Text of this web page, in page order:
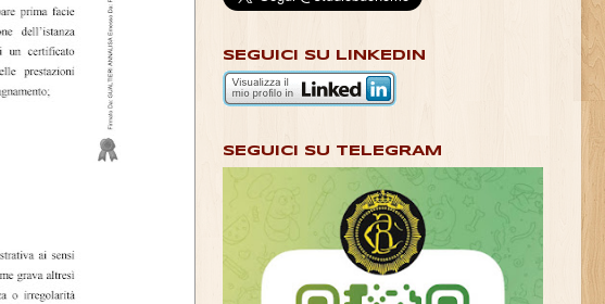
SEGUICI SU LINKEDIN
SEGUICI SU TELEGRAM